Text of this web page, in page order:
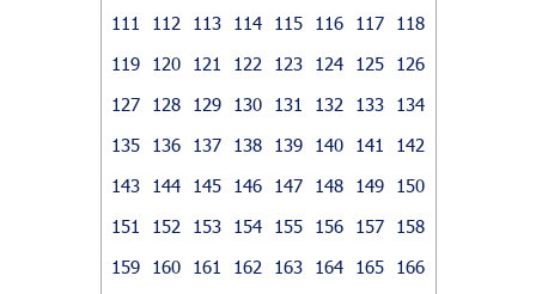
111
112 113 114 115 116 117
118
119
120 121 122 123 124 125
126
127
128 129 130 131 132 133
134
135
136 137 138 139 140 141
142
143
144 145 146 147 148 149
150
151
152 153 154 155 156 157
158
159
160 161 162 163 164 165
166